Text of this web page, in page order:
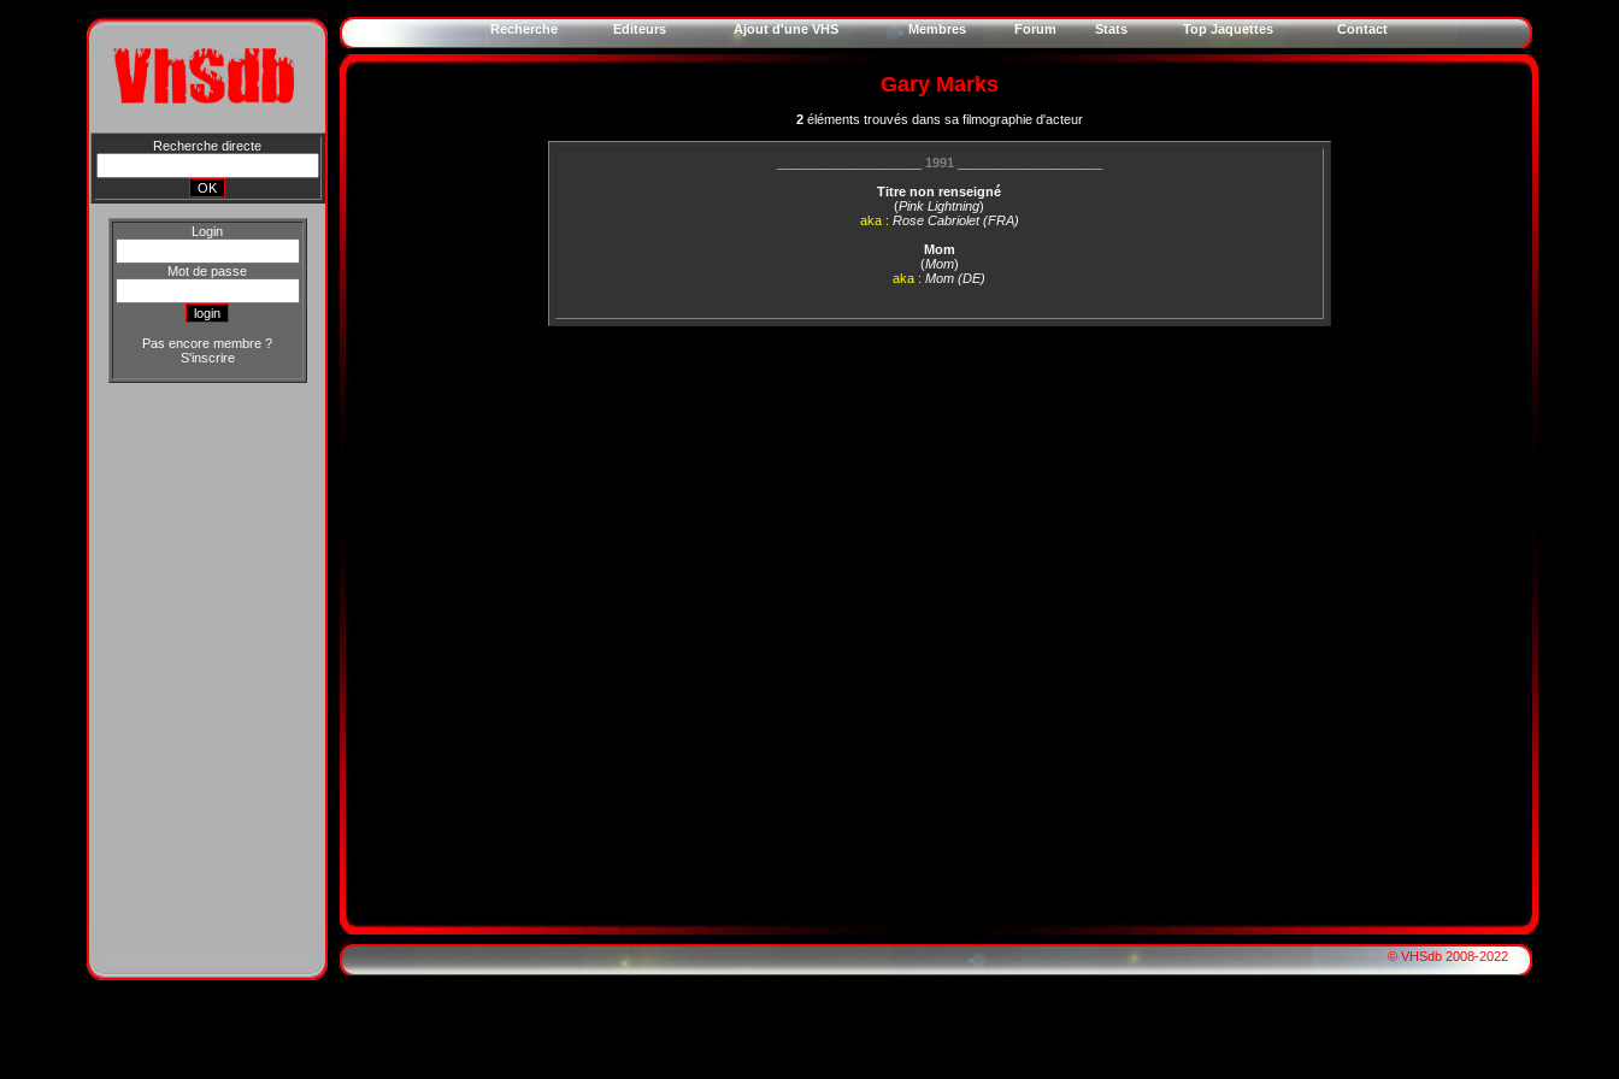
Recherche directe
Login
Mot de passe
Pas encore membre ?
S'inscrire
Recherche Editeurs Ajout d'une VHS Membres Forum Stats Top Jaquettes Contact
Gary Marks
2éléments trouvés dans sa filmographie d'acteur
1991
Titre non renseigné
(Pink Lightning)
aka : Rose Cabriolet (FRA)
Mom
(Mom)
aka : Mom (DE)
© VHSdb 2008-2022